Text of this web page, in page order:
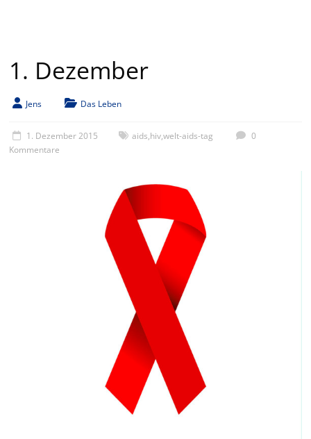
1. Dezember
Jens Das Leben
1. Dezember 2015 aids,hiv,welt-aids-tag
0
Kommentare